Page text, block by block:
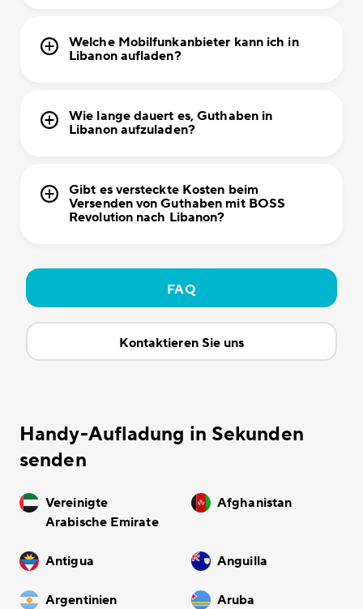
Welche Mobilfunkanbieter kann ich in
Libanon aufladen?
Wie lange dauert es, Guthaben in
Libanon aufzuladen?
Gibt es versteckte Kosten beim
Versenden von Guthaben mit BOSS
Revolution nach Libanon?
FAQ
Kontaktieren Sie uns
Handy-Aufladung in Sekunden
senden
Vereinigte
Arabische Emirate
Afghanistan
Antigua Anguilla
Argentinien Aruba